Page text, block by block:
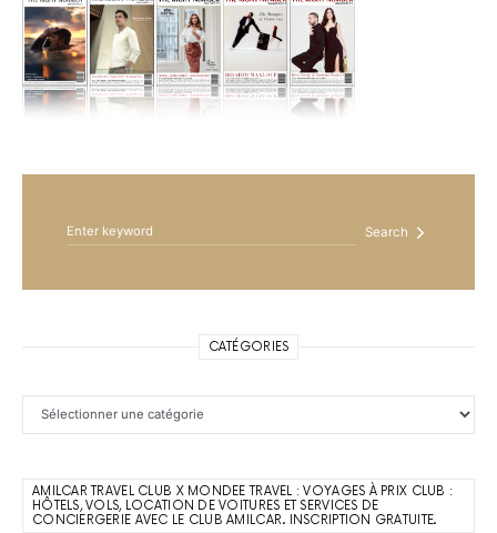
Search
CATÉGORIES
AMILCAR TRAVEL CLUB X MONDEE TRAVEL : VOYAGES À PRIX CLUB :
HÔTELS, VOLS, LOCATION DE VOITURES ET SERVICES DE
CONCIERGERIE AVEC LE CLUB AMILCAR. INSCRIPTION GRATUITE.